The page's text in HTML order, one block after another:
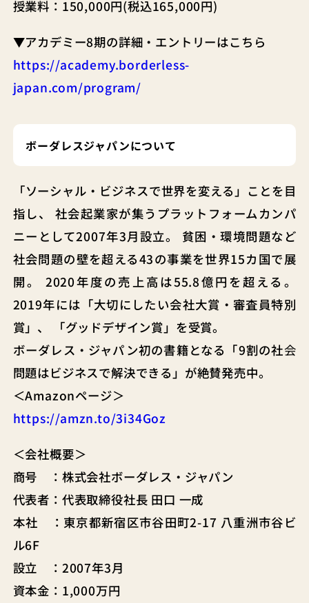
授業料：150,000円(税込165,000円)
▼アカデミー8期の詳細・エントリーはこちら
https://academy.borderless-
japan.com/program/
ボーダレスジャパンについて
「ソーシャル・ビジネスで世界を変える」ことを目
指し、 社会起業家が集うプラットフォームカンパ
ニーとして2007年3月設立。 貧困・環境問題など
社会問題の壁を超える43の事業を世界15カ国で展
開。 2020年度の売上高は55.8億円を超える。
2019年には「大切にしたい会社大賞・審査員特別
賞」、 「グッドデザイン賞」を受賞。
ボーダレス・ジャパン初の書籍となる「9割の社会
問題はビジネスで解決できる」が絶賛発売中。
＜Amazonページ＞
https://amzn.to/3i34Goz
＜会社概要＞
商号 ：株式会社ボーダレス・ジャパン
代表者：代表取締役社長 田口 一成
本社 ：東京都新宿区市谷田町2-17 八重洲市谷ビ
ル6F
設立 ：2007年3月
資本金：1,000万円